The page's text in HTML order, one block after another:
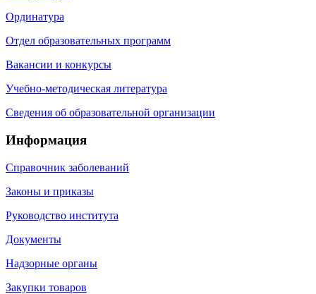
Ординатура
Отдел образовательных программ
Вакансии и конкурсы
Учебно-методическая литература
Сведения об образовательной организации
Информация
Справочник заболеваний
Законы и приказы
Руководство института
Документы
Надзорные органы
Закупки товаров